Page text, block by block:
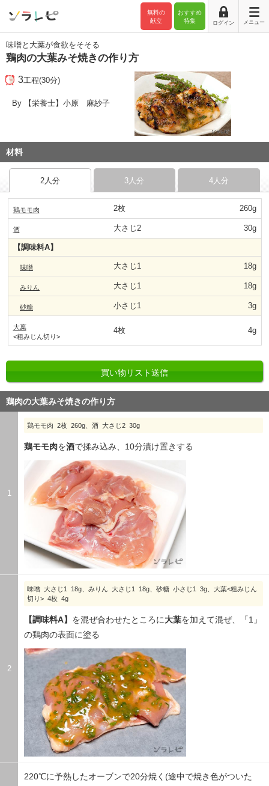
おすすめ
特集
無料の
献立
ログイン メニュー
味噌と大葉が食欲をそそる
鶏肉の大葉みそ焼きの作り方
3工程(30分)
By 【栄養士】小原 麻紗子
材料
2人分 3人分 4人分
鶏モモ肉 2枚 260g
酒 大さじ2 30g
【調味料A】
味噌 大さじ1 18g
みりん 大さじ1 18g
砂糖 小さじ1 3g
大葉
<粗みじん切り>
4枚 4g
買い物リスト送信
鶏肉の大葉みそ焼きの作り方
1
鶏モモ肉 2枚 260g、酒 大さじ2 30g
鶏モモ肉を酒で揉み込み、10分漬け置きする
2
味噌 大さじ1 18g、みりん 大さじ1 18g、砂糖 小さじ1 3g、大葉<粗みじん
切り> 4枚 4g
【調味料A】 を混ぜ合わせたところに大葉を加えて混ぜ、「1」
の鶏肉の表面に塗る
220℃に予熱したオーブンで20分焼く(途中で焼き色がついた